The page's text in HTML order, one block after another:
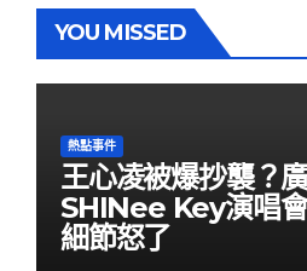
YOU MISSED
熱點事件
王心凌被爆抄襲？
SHINee Key演唱
細節怒了